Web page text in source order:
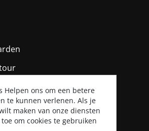
Helpen ons om een betere
te kunnen verlenen. Als je
maken van onze diensten
om cookies te gebruiken